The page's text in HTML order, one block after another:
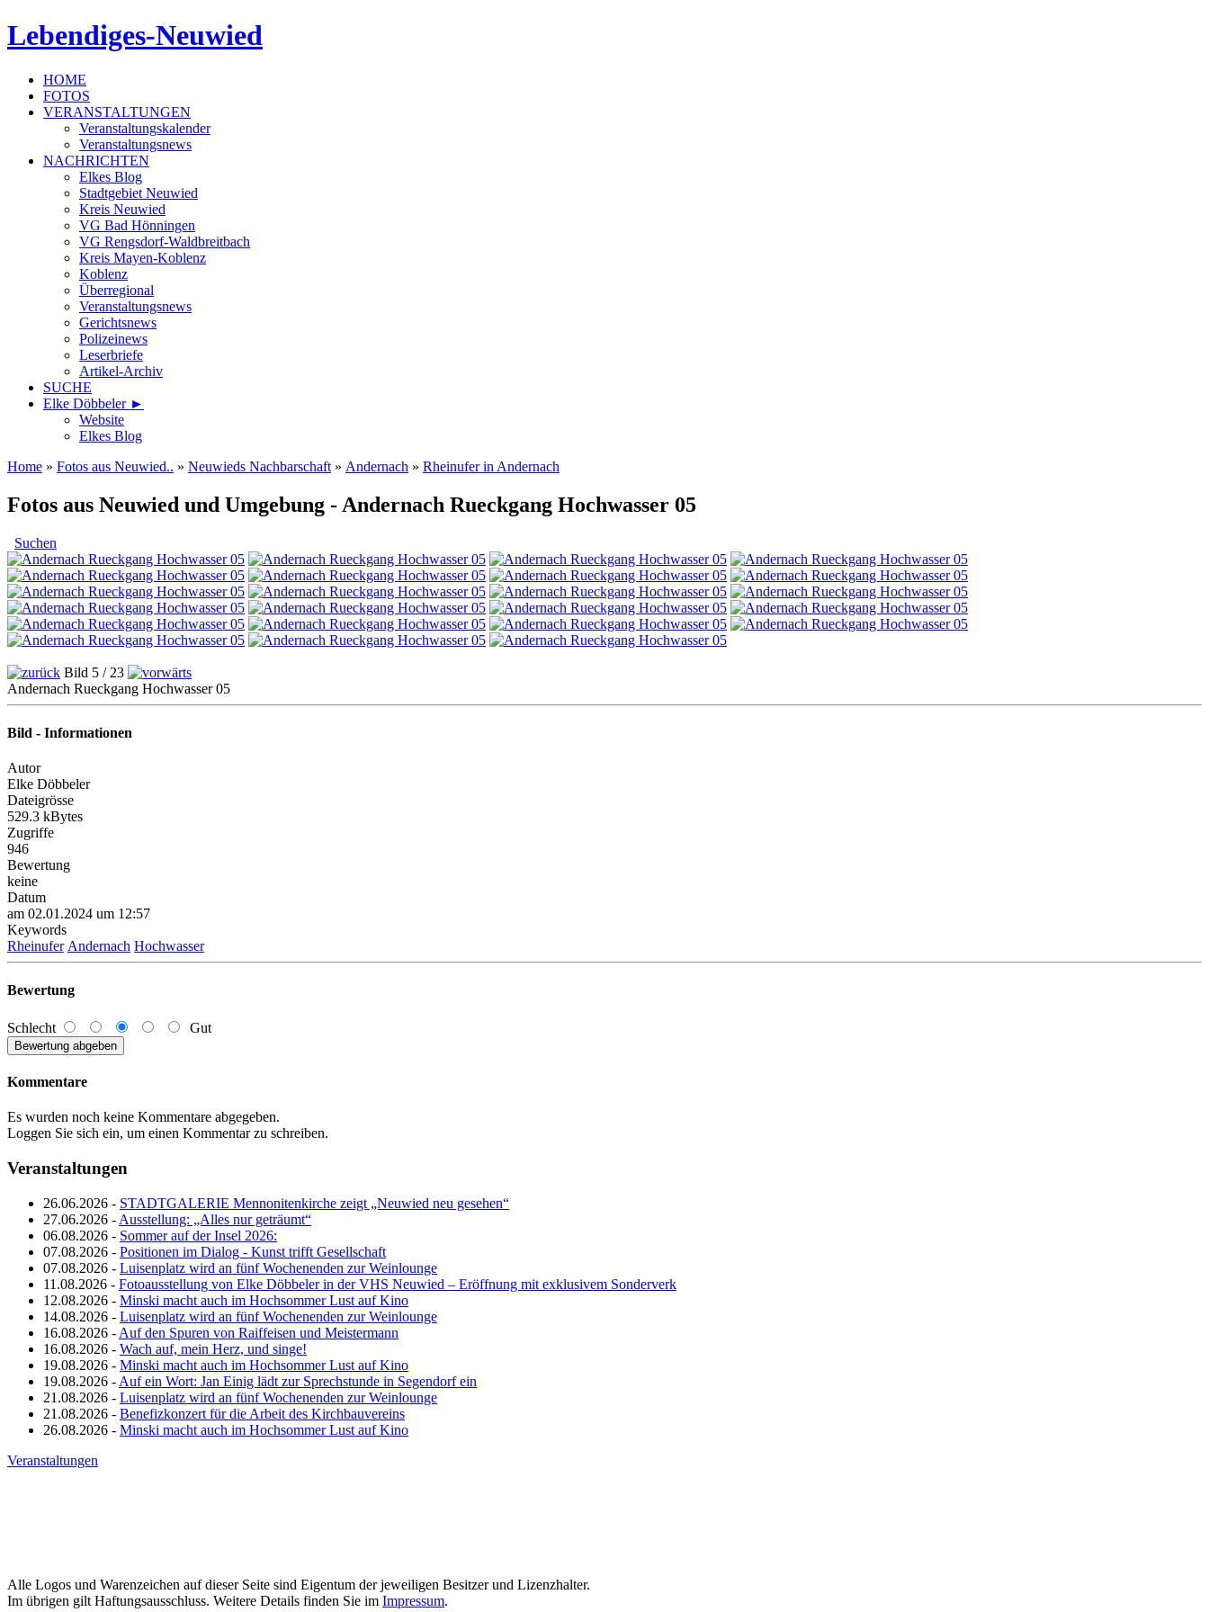
Lebendiges-Neuwied
HOME
FOTOS
VERANSTALTUNGEN
Veranstaltungskalender
Veranstaltungsnews
NACHRICHTEN
Elkes Blog
Stadtgebiet Neuwied
Kreis Neuwied
VG Bad Hönningen
VG Rengsdorf-Waldbreitbach
Kreis Mayen-Koblenz
Koblenz
Überregional
Veranstaltungsnews
Gerichtsnews
Polizeinews
Leserbriefe
Artikel-Archiv
SUCHE
Elke Döbbeler ►
Website
Elkes Blog
Home » Fotos aus Neuwied.. » Neuwieds Nachbarschaft » Andernach » Rheinufer in Andernach
Fotos aus Neuwied und Umgebung - Andernach Rueckgang Hochwasser 05
Suchen
Bild 5 / 23
Andernach Rueckgang Hochwasser 05
Bild - Informationen
Autor
Elke Döbbeler
Dateigrösse
529.3 kBytes
Zugriffe
946
Bewertung
keine
Datum
am 02.01.2024 um 12:57
Keywords
Rheinufer Andernach Hochwasser
Bewertung
Schlecht Gut
Kommentare
Es wurden noch keine Kommentare abgegeben.
Loggen Sie sich ein, um einen Kommentar zu schreiben.
Veranstaltungen
26.06.2026 - STADTGALERIE Mennonitenkirche zeigt „Neuwied neu gesehen“
27.06.2026 - Ausstellung: „Alles nur geträumt“
06.08.2026 - Sommer auf der Insel 2026:
07.08.2026 - Positionen im Dialog - Kunst trifft Gesellschaft
07.08.2026 - Luisenplatz wird an fünf Wochenenden zur Weinlounge
11.08.2026 - Fotoausstellung von Elke Döbbeler in der VHS Neuwied – Eröffnung mit exklusivem Sonderverk
12.08.2026 - Minski macht auch im Hochsommer Lust auf Kino
14.08.2026 - Luisenplatz wird an fünf Wochenenden zur Weinlounge
16.08.2026 - Auf den Spuren von Raiffeisen und Meistermann
16.08.2026 - Wach auf, mein Herz, und singe!
19.08.2026 - Minski macht auch im Hochsommer Lust auf Kino
19.08.2026 - Auf ein Wort: Jan Einig lädt zur Sprechstunde in Segendorf ein
21.08.2026 - Luisenplatz wird an fünf Wochenenden zur Weinlounge
21.08.2026 - Benefizkonzert für die Arbeit des Kirchbauvereins
26.08.2026 - Minski macht auch im Hochsommer Lust auf Kino
Veranstaltungen
Alle Logos und Warenzeichen auf dieser Seite sind Eigentum der jeweiligen Besitzer und Lizenzhalter.
Im übrigen gilt Haftungsausschluss. Weitere Details finden Sie im Impressum.